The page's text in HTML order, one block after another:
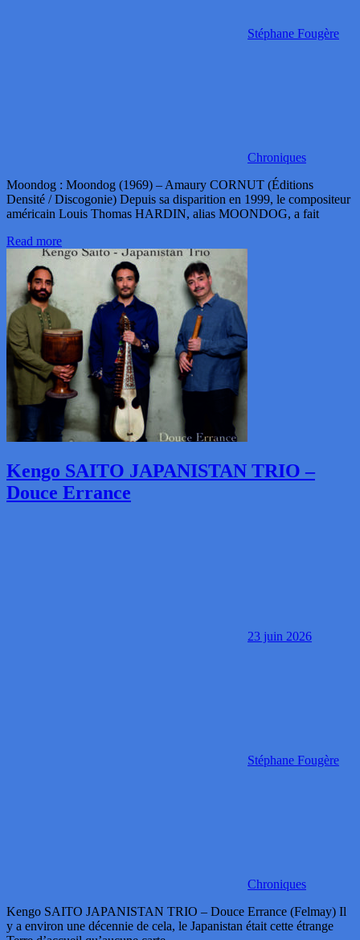
Stéphane Fougère
Chroniques
Moondog : Moondog (1969) – Amaury CORNUT (Éditions
Densité / Discogonie) Depuis sa disparition en 1999, le compositeur
américain Louis Thomas HARDIN, alias MOONDOG, a fait
Read more
Kengo SAITO JAPANISTAN TRIO –
Douce Errance
23 juin 2026
Stéphane Fougère
Chroniques
Kengo SAITO JAPANISTAN TRIO – Douce Errance (Felmay) Il
y a environ une décennie de cela, le Japanistan était cette étrange